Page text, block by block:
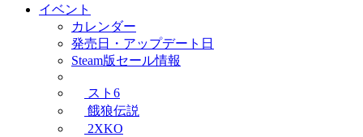
イベント
カレンダー
発売日・アップデート日
Steam版セール情報
スト6
餓狼伝説
2XKO